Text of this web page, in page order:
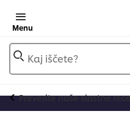
Menu
Kaj iščete?
Preverite naše slastne